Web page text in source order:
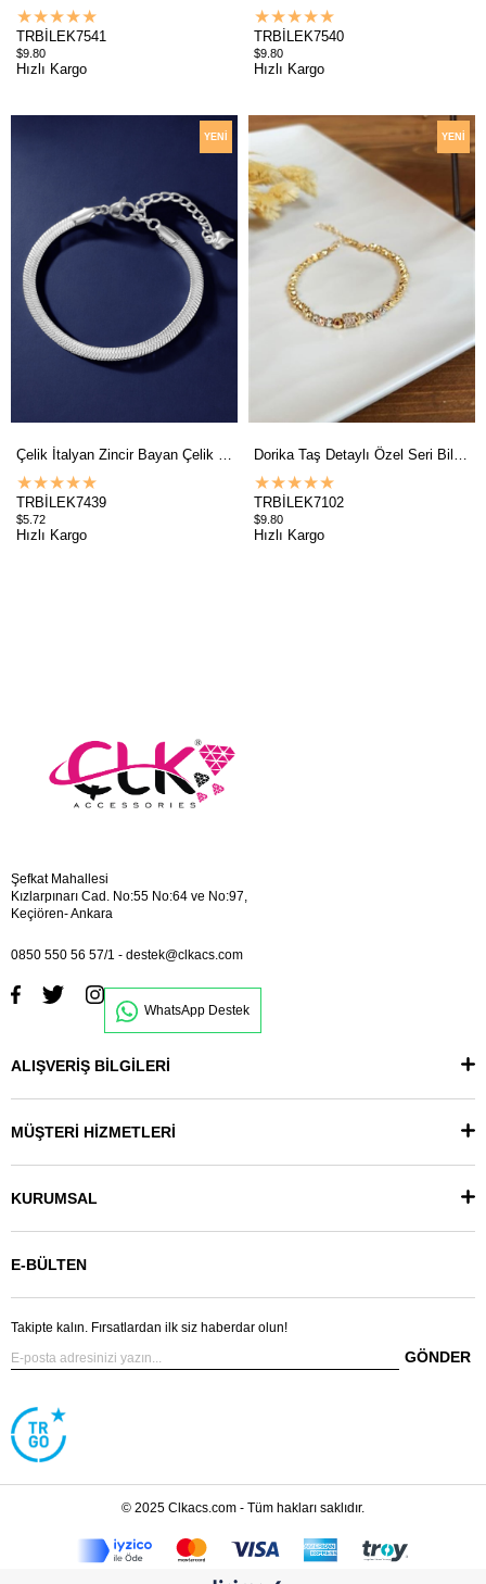
★★★★★
TRBİLEK7541
$9.80
Hızlı Kargo
★★★★★
TRBİLEK7540
$9.80
Hızlı Kargo
★★★★★
TRBİLEK7439
$5.72
Hızlı Kargo
YENI
★★★★★
TRBİLEK7102
$9.80
Hızlı Kargo
YENI
Şefkat Mahallesi
Kızlarpınarı Cad. No:55 No:64 ve No:97,
Keçiören- Ankara
0850 550 56 57/1 - destek@clkacs.com
WhatsApp Destek
ALIŞVERİŞ BİLGİLERİ
MÜŞTERİ HİZMETLERİ
KURUMSAL
E-BÜLTEN
Takipte kalın. Fırsatlardan ilk siz haberdar olun!
GÖNDER
© 2025 Clkacs.com - Tüm hakları saklıdır.